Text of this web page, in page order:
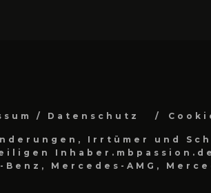
/ Datenschutz
Irrtümer und
Mercedes-AMG,